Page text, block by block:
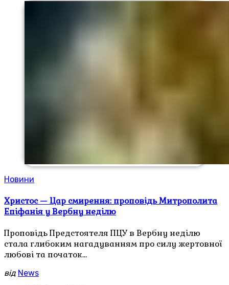
Новини
Христос — Цар смирення: проповідь Митрополита
Епіфанія у Вербну неділю
Проповідь Предстоятеля ПЦУ в Вербну неділю
стала глибоким нагадуванням про силу жертовної
любові та початок…
від News